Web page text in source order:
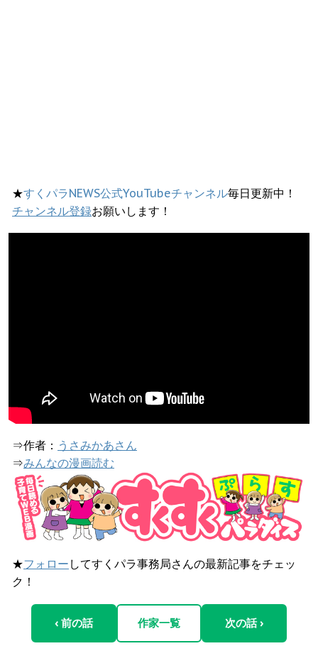
★すくパラNEWS公式YouTubeチャンネル毎日更新中！
チャンネル登録お願いします！
⇒作者： うさみかあさん
⇒みんなの漫画読む
★フォロー してすくパラ事務局さんの最新記事をチェッ
ク！
‹ 前の話 作家一覧 次の話 ›